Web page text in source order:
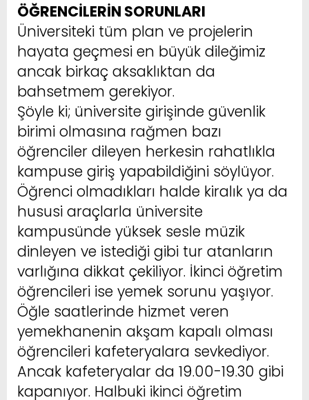
ÖĞRENCİLERİN SORUNLARI
Üniversiteki tüm plan ve projelerin
hayata geçmesi en büyük dileğimiz
ancak birkaç aksaklıktan da
bahsetmem gerekiyor.
Şöyle ki; üniversite girişinde güvenlik
birimi olmasına rağmen bazı
öğrenciler dileyen herkesin rahatlıkla
kampuse giriş yapabildiğini söylüyor.
Öğrenci olmadıkları halde kiralık ya da
hususi araçlarla üniversite
kampusünde yüksek sesle müzik
dinleyen ve istediği gibi tur atanların
varlığına dikkat çekiliyor. İkinci öğretim
öğrencileri ise yemek sorunu yaşıyor.
Öğle saatlerinde hizmet veren
yemekhanenin akşam kapalı olması
öğrencileri kafeteryalara sevkediyor.
Ancak kafeteryalar da 19.00-19.30 gibi
kapanıyor. Halbuki ikinci öğretim